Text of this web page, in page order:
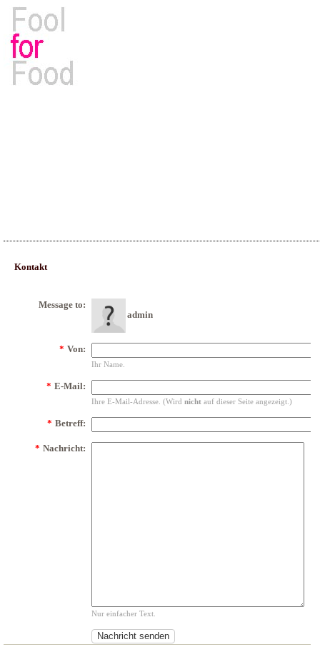
Kontakt
Message to:
admin
* Von:
Ihr Name.
* E-Mail:
Ihre E-Mail-Adresse. (Wird nicht auf dieser Seite angezeigt.)
* Betreff:
* Nachricht:
Nur einfacher Text.